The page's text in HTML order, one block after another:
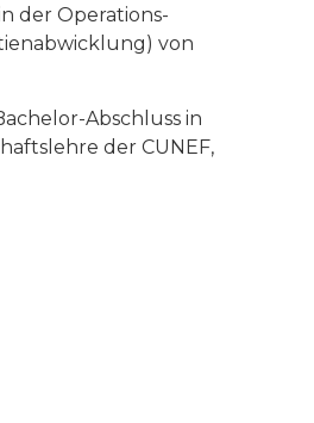
der Operations-
von
Abschluss in
der CUNEF,